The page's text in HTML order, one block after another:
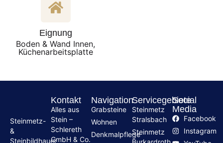
Eignung
Boden & Wand Innen,
Küchenarbeitsplatte
Steinmetz-
&
Steinbildhauer
Kontakt
Alles aus
Stein –
Schlereth
GmbH & Co.
Navigation
Grabsteine
Wohnen
Denkmalpflege
Servicegebiete
Steinmetz
Stralsbach
Steinmetz
Social
Media
Facebook
Instagram